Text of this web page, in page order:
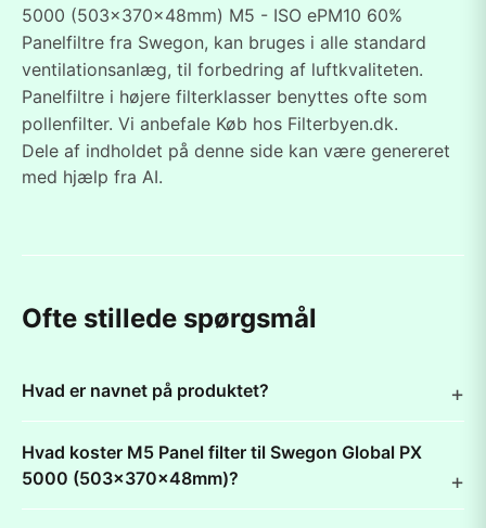
5000 (503x370x48mm) M5 - ISO ePM10 60%
Panelfiltre fra Swegon, kan bruges i alle standard
ventilationsanlæg, til forbedring af luftkvaliteten.
Panelfiltre i højere filterklasser benyttes ofte som
pollenfilter. Vi anbefale Køb hos Filterbyen.dk.
Dele af indholdet på denne side kan være genereret
med hjælp fra AI.
Ofte stillede spørgsmål
Hvad er navnet på produktet?
Hvad koster M5 Panel filter til Swegon Global PX
5000 (503x370x48mm)?